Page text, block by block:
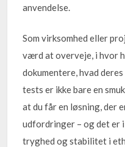
anvendelse.
Som virksomhed eller
værd at overveje, i hvor
dokumentere, hvad
tests er ikke bare en
at du får en løsning, der
udfordringer – og det er
tryghed og stabilitet i